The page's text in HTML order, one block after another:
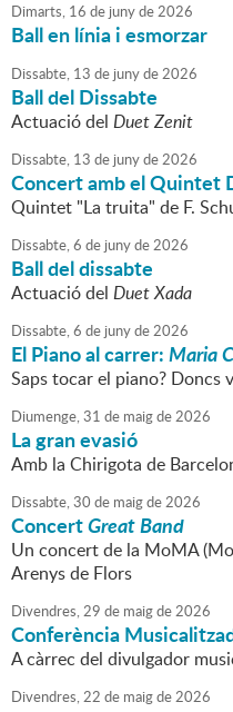
Dimarts, 16 de junyde2026
Ball en línia i esmorzar
Dissabte, 13 de junyde2026
Ball del Dissabte
Actuació del Duet Zenit
Dissabte, 13 de junyde2026
Concert amb el Quintet
Quintet "La truita" de F.
Dissabte,6 de junyde2026
Ball del dissabte
Actuació del Duet Xada
Dissabte,6 de junyde2026
El Piano al carrer:Maria
Saps tocar el piano? Doncs
Diumenge,31 de maigde2026
La gran evasió
Amb la Chirigota de
Dissabte,30 de maigde2026
ConcertGreat Band
Un concert de la MoMA
Arenys de Flors
Divendres,29 de maigde2026
Conferència
A càrrec del divulgador
Divendres,22 de maigde2026